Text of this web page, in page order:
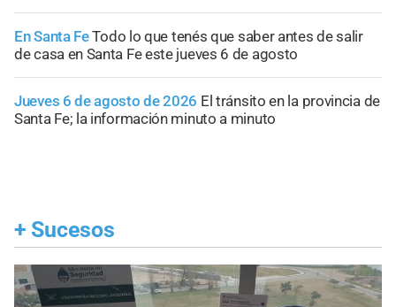
En Santa FeTodo lo que tenés que saber antes de salir
de casa en Santa Fe este jueves 6 de agosto
Jueves 6 de agosto de 2026 El tránsito en la provincia de
Santa Fe; la información minuto a minuto
+ Sucesos